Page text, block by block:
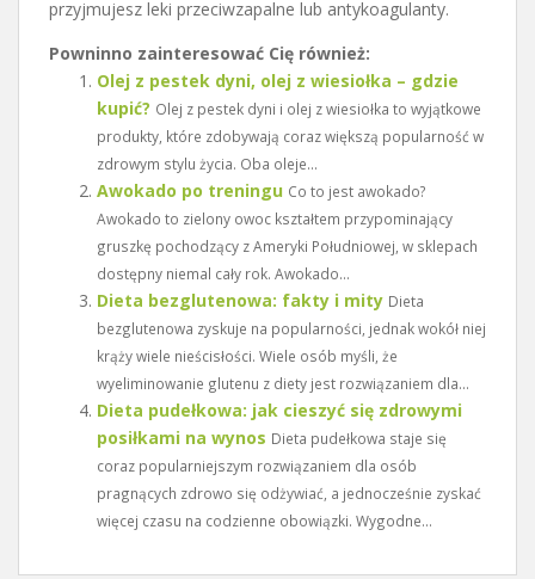
przyjmujesz leki przeciwzapalne lub antykoagulanty.
Powninno zainteresować Cię również:
Olej z pestek dyni, olej z wiesiołka – gdzie
kupić? Olej z pestek dyni i olej z wiesiołka to wyjątkowe
produkty, które zdobywają coraz większą popularność w
zdrowym stylu życia. Oba oleje...
Awokado po treningu Co to jest awokado?
Awokado to zielony owoc kształtem przypominający
gruszkę pochodzący z Ameryki Południowej, w sklepach
dostępny niemal cały rok. Awokado...
Dieta bezglutenowa: fakty i mity Dieta
bezglutenowa zyskuje na popularności, jednak wokół niej
krąży wiele nieścisłości. Wiele osób myśli, że
wyeliminowanie glutenu z diety jest rozwiązaniem dla...
Dieta pudełkowa: jak cieszyć się zdrowymi
posiłkami na wynos Dieta pudełkowa staje się
coraz popularniejszym rozwiązaniem dla osób
pragnących zdrowo się odżywiać, a jednocześnie zyskać
więcej czasu na codzienne obowiązki. Wygodne...